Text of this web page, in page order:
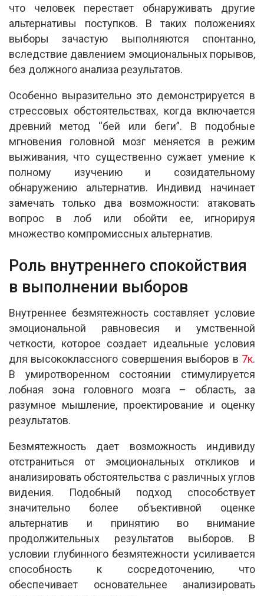
что человек перестает обнаруживать другие
альтернативы поступков. В таких положениях
выборы зачастую выполняются спонтанно,
вследствие давлением эмоциональных порывов,
без должного анализа результатов.
Особенно выразительно это демонстрируется в
стрессовых обстоятельствах, когда включается
древний метод “бей или беги”. В подобные
мгновения головной мозг меняется в режим
выживания, что существенно сужает умение к
полному изучению и созидательному
обнаружению альтернатив. Индивид начинает
замечать только два возможности: атаковать
вопрос в лоб или обойти ее, игнорируя
множество компромиссных альтернатив.
Роль внутреннего спокойствия
в выполнении выборов
Внутреннее безмятежность составляет условие
эмоциональной равновесия и умственной
четкости, которое создает идеальные условия
для высококлассного совершения выборов в 7к.
В умиротворенном состоянии стимулируется
лобная зона головного мозга – область, за
разумное мышление, проектирование и оценку
результатов.
Безмятежность дает возможность индивиду
отстраниться от эмоциональных откликов и
анализировать обстоятельства с различных углов
видения. Подобный подход способствует
значительно более объективной оценке
альтернатив и принятию во внимание
продолжительных результатов выборов. В
условии глубинного безмятежности усиливается
способность к сосредоточению, что
обеспечивает основательнее анализировать